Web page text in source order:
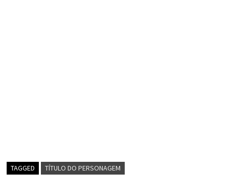
TAGGED TÍTULO DO PERSONAGEM